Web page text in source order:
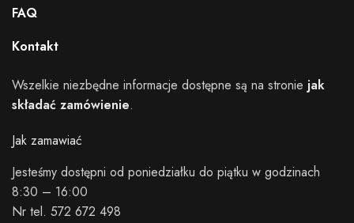
FAQ
Kontakt
Wszelkie niezbędne informacje dostępne są na stronie jak
składać zamówienie.
Jak zamawiać
Jesteśmy dostępni od poniedziałku do piątku w godzinach
8:30 – 16:00
Nr tel. 572 672 498